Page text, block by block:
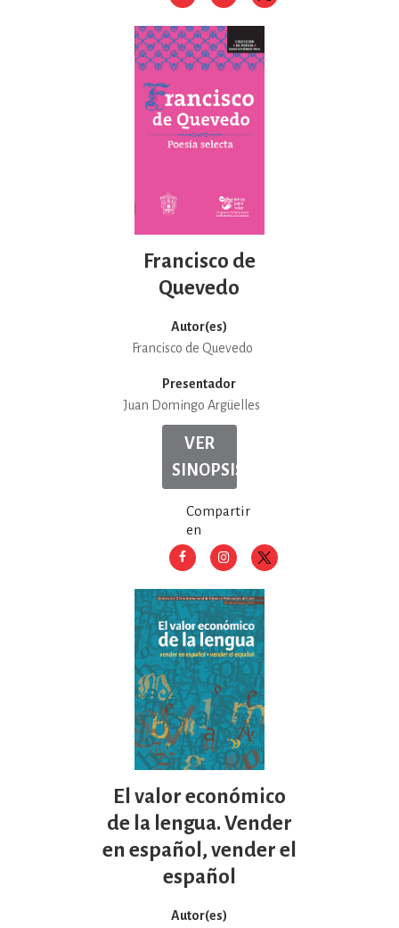
Francisco de
Quevedo
Autor(es)
Francisco de Quevedo
Presentador
Juan Domingo Argüelles
VER
SINOPSIS
Compartir
en
El valor económico
de la lengua. Vender
en español, vender el
español
Autor(es)